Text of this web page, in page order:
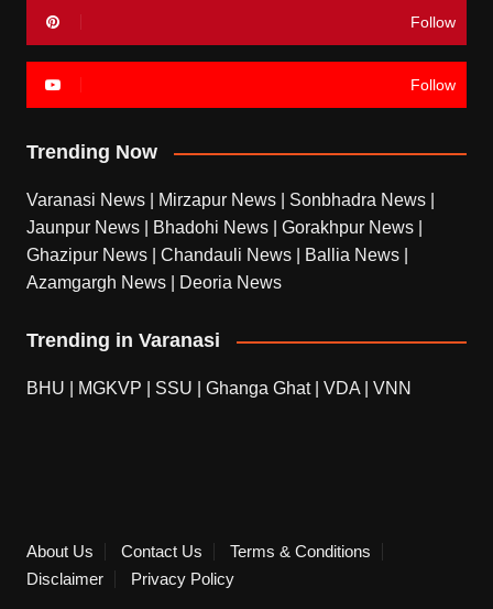
Follow
Follow
Trending Now
Varanasi News Mirzapur News Sonbhadra News
Jaunpur News
Bhadohi News Gorakhpur News
Ghazipur News
Chandauli News Ballia News
Azamgargh News
Deoria News
Trending in Varanasi
BHU MGKVP SSU Ghanga Ghat| VDA VNN
About Us Contact Us
Terms & Conditions
Disclaimer
Privacy Policy